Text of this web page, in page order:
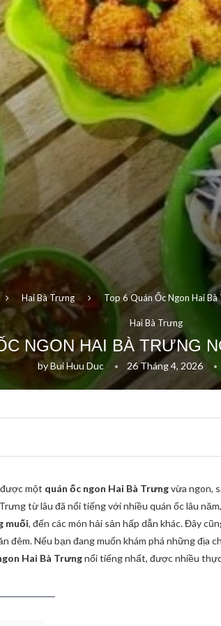
Hai Bà Trưng Top 6 Quán Ốc Ngon Hai
Hai Bà Trưng
NGON HAI BÀ TRƯNG
byBui Huu Duc 26 Tháng 4, 2026
một quán ốc ngon Hai Bà Trưngvừa ngon,
từ lâu đã nổi tiếng với nhiều quán ốc lâu
muối, đến các món hải sản hấp dẫn khác. Đây
đêm. Nếu bạn đang muốn khám phá những địa
Hai Bà Trưngnổi tiếng nhất, được nhiều